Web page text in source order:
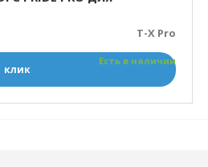
T-X Pro
Есть в наличии
клик